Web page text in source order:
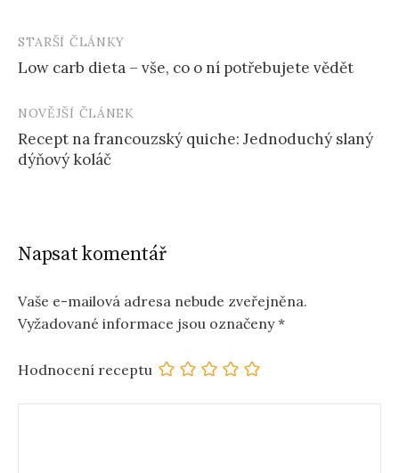
Post
navigation
STARŠÍ ČLÁNKY
Low carb dieta – vše, co o ní potřebujete vědět
NOVĚJŠÍ ČLÁNEK
Recept na francouzský quiche: Jednoduchý slaný
dýňový koláč
Napsat komentář
Vaše e-mailová adresa nebude zveřejněna.
Vyžadované informace jsou označeny*
Hodnocení receptu